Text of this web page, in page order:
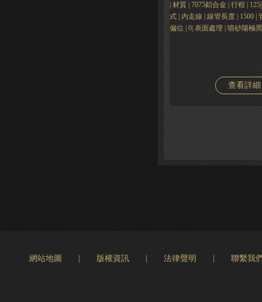
| 材質 | 7075鋁合金 | 行程 |
式 | 內走線 | 線管長度 | 1500 |
偏位 | 0| 表面處理 | 噴砂陽極
查看詳細
網站地圖 版權資訊 法律聲明 聯繫我